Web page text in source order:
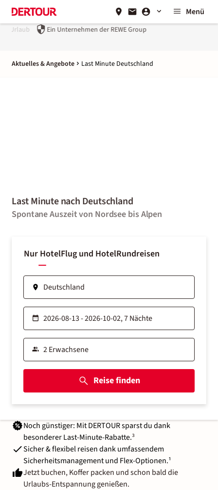
Menü
Ein Unternehmen derREWE Group
Aktuelles & Angebote Last Minute Deutschland
Last Minute nach Deutschland
Spontane Auszeit von Nordsee bis Alpen
Nur HotelFlug und HotelRundreisen
Reise finden
Noch günstiger: Mit DERTOUR sparst du dank
besonderer Last-Minute-Rabatte.³
Sicher & flexibel reisen dank umfassendem
Sicherheitsmanagement und Flex-Optionen.¹
Jetzt buchen, Koffer packen und schon bald die
Urlaubs-Entspannung genießen.